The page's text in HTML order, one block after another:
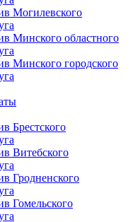
Могилевского
Минского областного
Минского городского
Брестского
Витебского
Гродненского
Гомельского